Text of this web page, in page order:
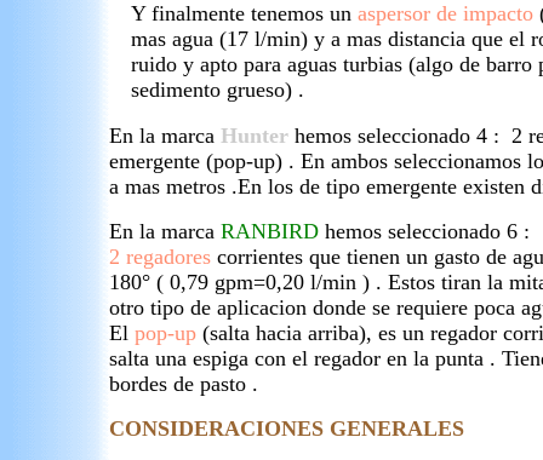
Y finalmente tenemos un aspersor de impacto
mas agua (17 l/min) y a mas distancia que el
ruido y apto para aguas turbias (algo de barro
sedimento grueso) .
En la marca Hunter hemos seleccionado 4 : 2
emergente (pop-up) . En ambos seleccionamos
a mas metros .En los de tipo emergente existen
En la marca RANBIRD hemos seleccionado 6 :
2 regadores corrientes que tienen un gasto de
180° ( 0,79 gpm=0,20 l/min ) . Estos tiran la
otro tipo de aplicacion donde se requiere poca
El pop-up (salta hacia arriba), es un regador
salta una espiga con el regador en la punta .
bordes de pasto .
CONSIDERACIONES GENERALES